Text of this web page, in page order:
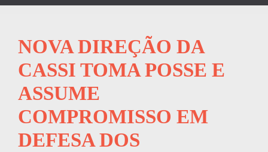
NOVA DIREÇÃO DA
CASSI TOMA POSSE E
ASSUME
COMPROMISSO EM
DEFESA DOS